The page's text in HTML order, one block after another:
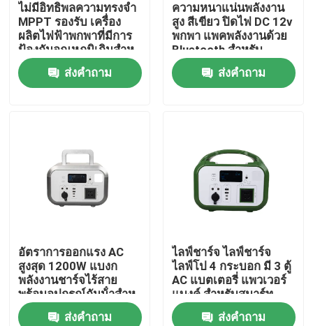
บ้าน
สินค้า
เกี่ยวกับเรา
ทัวร์โรงงาน
ติดต่อเรา
ไม่มีอิทธิพลความทรงจํา
MPPT รองรับ เครื่อง
ผลิตไฟฟ้าพกพาที่มีการ
ป้องกันอุณหภูมิเกินสําห
รับการช่วยเหลือภัยพิบัติ
ส่งคำถาม
ความหนาแน่นพลังงาน
สูง สีเขียว ปิดไฟ DC 12v
พกพา แพคพลังงานด้วย
Bluetooth สําหรับ
Drone
ส่งคำถาม
อัตราการออกแรง AC
สูงสุด 1200W แบงก
พลังงานชาร์จไร้สาย
พร้อมอุปกรณ์กันน้ําสําห
รับสมาร์ทโฟน
ส่งคำถาม
ไลฟ์ชาร์จ ไลฟ์ชาร์จ
ไลฟ์โป 4 กระบอก มี 3 ตู้
AC แบตเตอรี่ แพวเวอร์
แบงค์ สําหรับสมาร์ท
โฟน
ส่งคำถาม